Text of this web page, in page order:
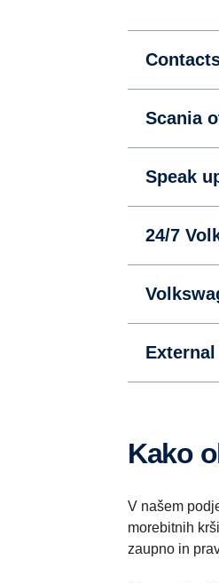
Scania
Speak
24/7
Kako
V našem
morebitnih
zaupno in